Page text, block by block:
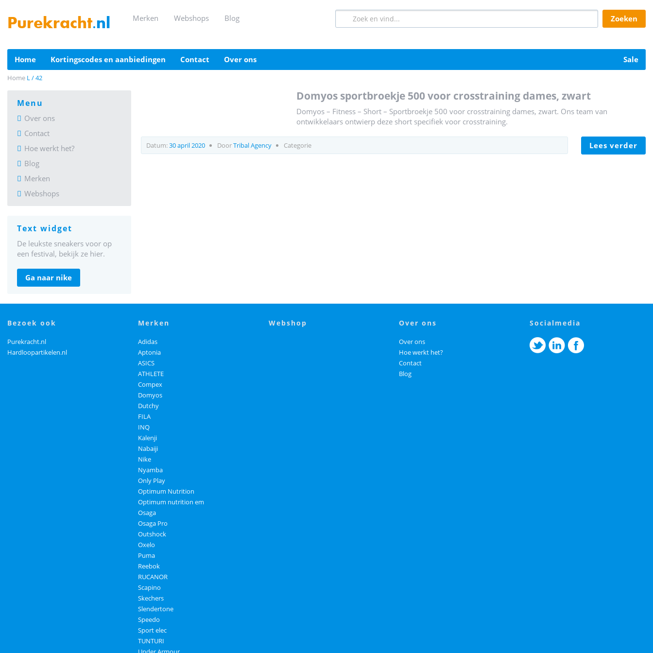
Purekracht.nl merken webshops blog zoeken
home kortingscodes en aanbiedingen contact over ons sale
Home L / 42
domyos sportbroekje 500 voor crosstraining dames, zwart
Domyos – Fitness – Short – Sportbroekje 500 voor crosstraining dames, zwart. Ons team van
ontwikkelaars ontwierp deze short specifiek voor crosstraining.
Datum:30 april 2020 DoorTribal Agency Categorie lees verder
menu
Over ons
Contact
Hoe werkt het?
Blog
Merken
Webshops
text widget
De leukste sneakers voor op
een festival, bekijk ze hier.
ga naar nike
bezoek ook
Purekracht.nl
Hardloopartikelen.nl
merken
Adidas
Aptonia
ASICS
ATHLETE
Compex
Domyos
Dutchy
FILA
INQ
Kalenji
Nabaiji
Nike
Nyamba
Only Play
Optimum Nutrition
Optimum nutrition em
Osaga
Osaga Pro
Outshock
Oxelo
Puma
Reebok
RUCANOR
Scapino
Skechers
Slendertone
Speedo
Sport elec
TUNTURI
webshop over ons
Over ons
Hoe werkt het?
Contact
Blog
socialmedia